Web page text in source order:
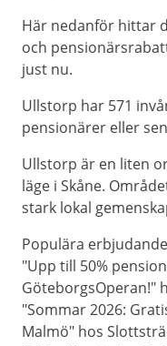
Här nedanför hittar
och
just nu.
Ullstorp har 571
pensionärer eller
Ullstorp är en liten
läge i Skåne.
stark lokal
Populära
"Upp till 50%
GöteborgsOperan!"
"Sommar 2026:
Malmö" hos